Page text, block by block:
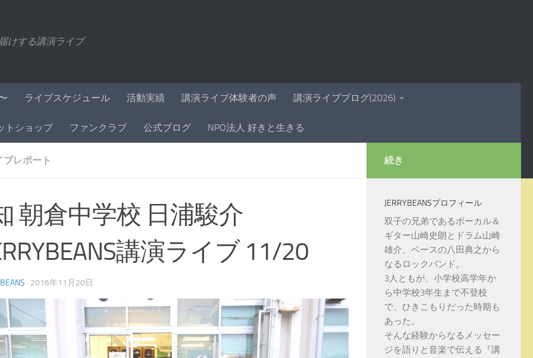
けする講演ライブ
ライブスケジュール 活動実績 講演ライブ体験者の声 講演ライブブログ(2026)
トショップ ファンクラブ 公式ブログ NPO法人 好きと生きる
ブレポート
朝倉中学校 日浦駿介
講演ライブ 11/20
· 2016年11月20日
続き
JERRYBEANSプロフィール
双子の兄弟であるボーカル＆
ギター山崎史朗とドラム山崎
雄介、ベースの八田典之から
なるロックバンド。
3人ともが、小学校高学年か
ら中学校3年生まで不登校
で、ひきこもりだった時期も
あった。
そんな経験からなるメッセー
ジを語りと音楽で伝える『講